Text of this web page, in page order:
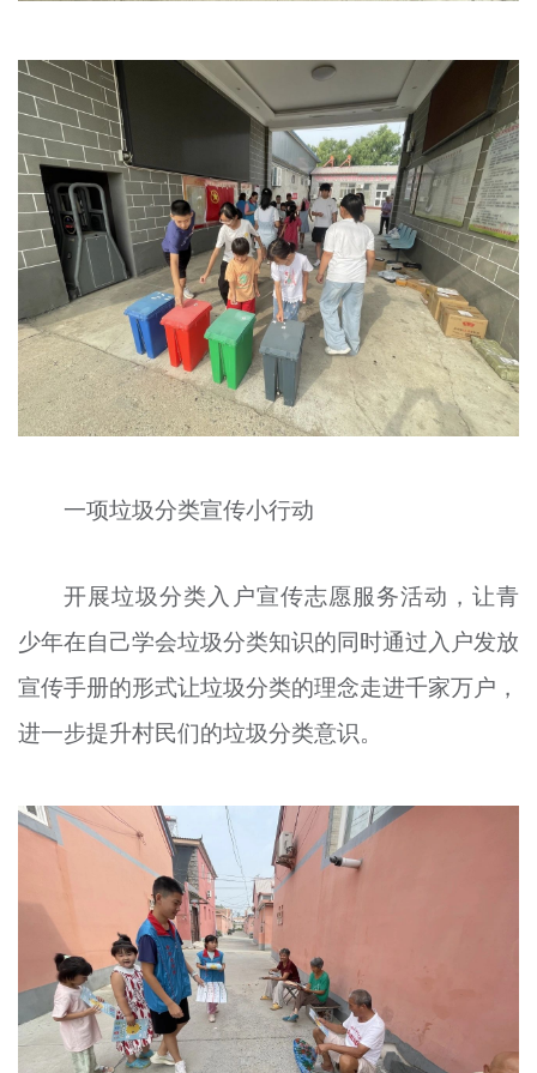
一项垃圾分类宣传小行动
开展垃圾分类入户宣传志愿服务活动，让青
少年在自己学会垃圾分类知识的同时通过入户发放
宣传手册的形式让垃圾分类的理念走进千家万户，
进一步提升村民们的垃圾分类意识。